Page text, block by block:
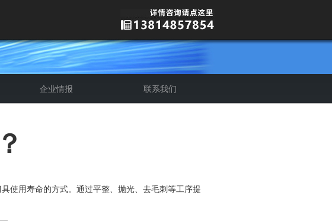
企业情报 联系我们
使用寿命的方式。通过平整、抛光、去毛刺等工序提